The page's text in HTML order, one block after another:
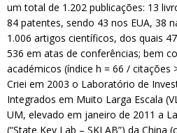
um total de 1.202 publicações: 13
84 patentes, sendo 43 nos EUA, 38
1.006 artigos científicos, dos quais
536 em atas de conferências; bem
académicos (índice h = 66 / citações
Criei em 2003 o Laboratório de
Integrados em Muito Larga Escala
UM, elevado em janeiro de 2011 a
(“State Key Lab – SKLAB”) da China